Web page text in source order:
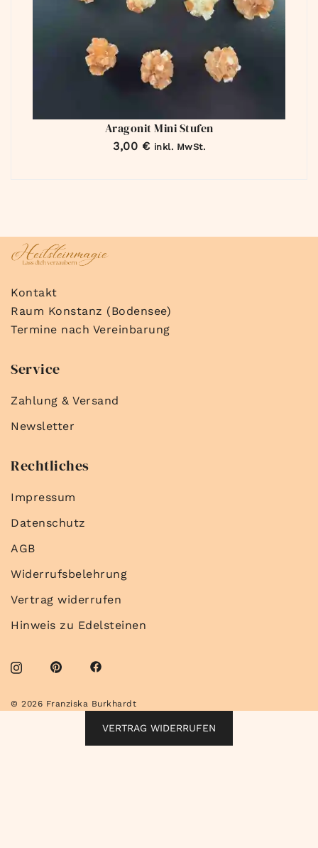
Aragonit Mini Stufen
3,00 € inkl. MwSt.
Kontakt
Raum Konstanz (Bodensee)
Termine nach Vereinbarung
Service
Zahlung & Versand
Newsletter
Rechtliches
Impressum
Datenschutz
AGB
Widerrufsbelehrung
Vertrag widerrufen
Hinweis zu Edelsteinen
© 2026 Franziska Burkhardt
VERTRAG WIDERRUFEN